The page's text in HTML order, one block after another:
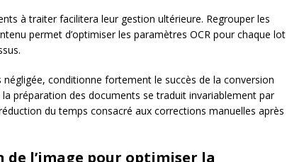
à traiter facilitera leur gestion ultérieure. Regrouper les
permet d’optimiser les paramètres OCR pour chaque lot
conditionne fortement le succès de la conversion
la préparation des documents se traduit invariablement par
du temps consacré aux corrections manuelles après
de l’image pour optimiser la